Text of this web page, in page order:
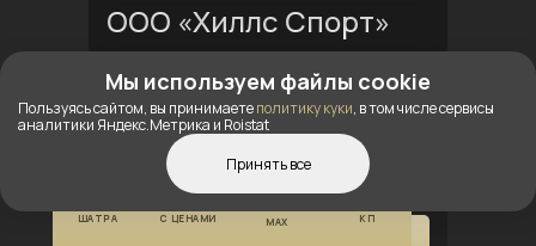
ШАТРА
С ЦЕНАМИ
MAX
КП
ООО «Хиллс Спорт»
Год установки:
2022
Установлен
г. Москва ул. Минская д. 1Г, кор. 9
Мы используем файлы cookie
Пользуясь сайтом, вы принимаетеполитику куки, в том числе сервисы
аналитики Яндекс.Метрика и Roistat
Принять все